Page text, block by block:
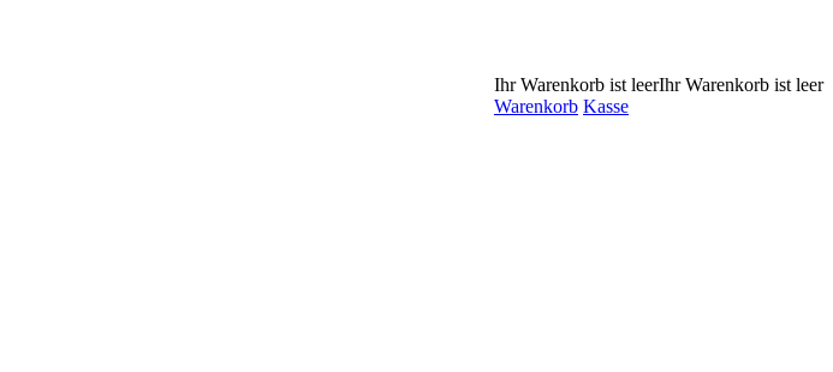
Ihr Warenkorb ist leer
Warenkorb Kasse
Ihr Warenkorb ist leer